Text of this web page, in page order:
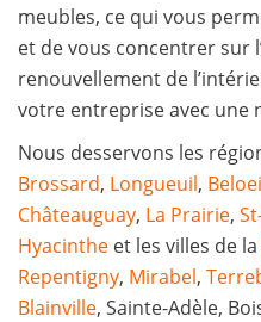
meubles, ce qui vous
et de vous concentrer sur
renouvellement de
votre entreprise avec une
Nous desservons les
Brossard, Longueuil,
Châteauguay, La Prairie,
Hyacinthe et les villes de la
Repentigny, Mirabel,
Blainville, Sainte-Adèle,